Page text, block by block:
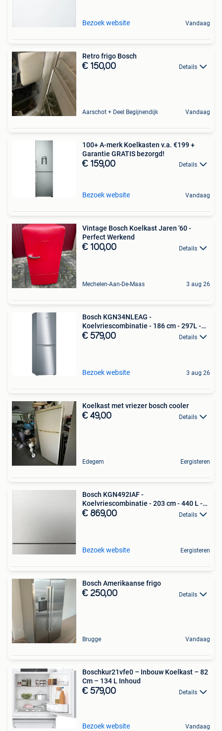
Bezoek website Vandaag
Retro frigo Bosch
€ 150,00 Details
Aarschot + Deel Begijnendijk Vandaag
100+ A-merk Koelkasten v.a. €199 +
Garantie GRATIS bezorgd!
€ 159,00 Details
Bezoek website Vandaag
Vintage Bosch Koelkast Jaren '60 -
Perfect Werkend
€ 100,00 Details
Mechelen-Aan-De-Maas 3 aug 26
Bosch KGN34NLEAG -
Koelvriescombinatie - 186 cm - 297L -
No
€ 579,00 Details
Bezoek website 3 aug 26
Koelkast met vriezer bosch cooler
€ 49,00 Details
Edegem Eergisteren
Bosch KGN492IAF -
Koelvriescombinatie - 203 cm - 440 L -
No
€ 869,00 Details
Bezoek website Eergisteren
Bosch Amerikaanse frigo
€ 250,00 Details
Brugge Vandaag
Boschkur21vfe0 – Inbouw Koelkast – 82
Cm – 134 L Inhoud
€ 579,00 Details
Bezoek website Vandaag